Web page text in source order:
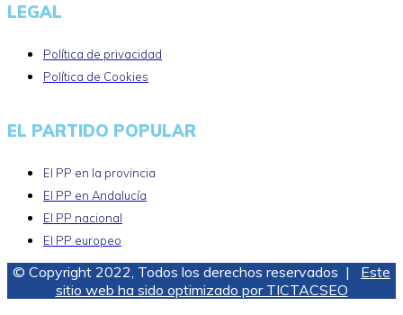
LEGAL
Política de privacidad
Política de Cookies
EL PARTIDO POPULAR
El PP en la provincia
El PP en Andalucía
El PP nacional
El PP europeo
© Copyright 2022, Todos los derechos reservados | Este
sitio web ha sido optimizado por TICTACSEO